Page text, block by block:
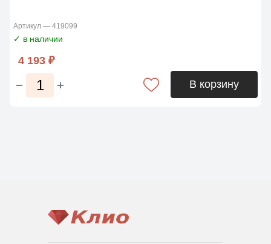
Артикул — 419099
✓ в наличии
4 193 ₽
В корзину